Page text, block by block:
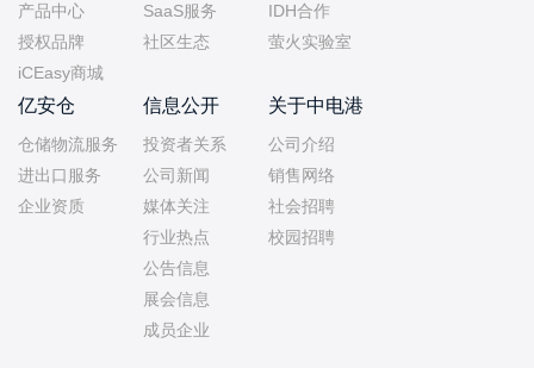
产品中心
授权品牌
iCEasy商城
SaaS服务
社区生态
IDH合作
萤火实验室
亿安仓
仓储物流服务
进出口服务
企业资质
信息公开
投资者关系
公司新闻
媒体关注
行业热点
公告信息
展会信息
成员企业
关于中电港
公司介绍
销售网络
社会招聘
校园招聘